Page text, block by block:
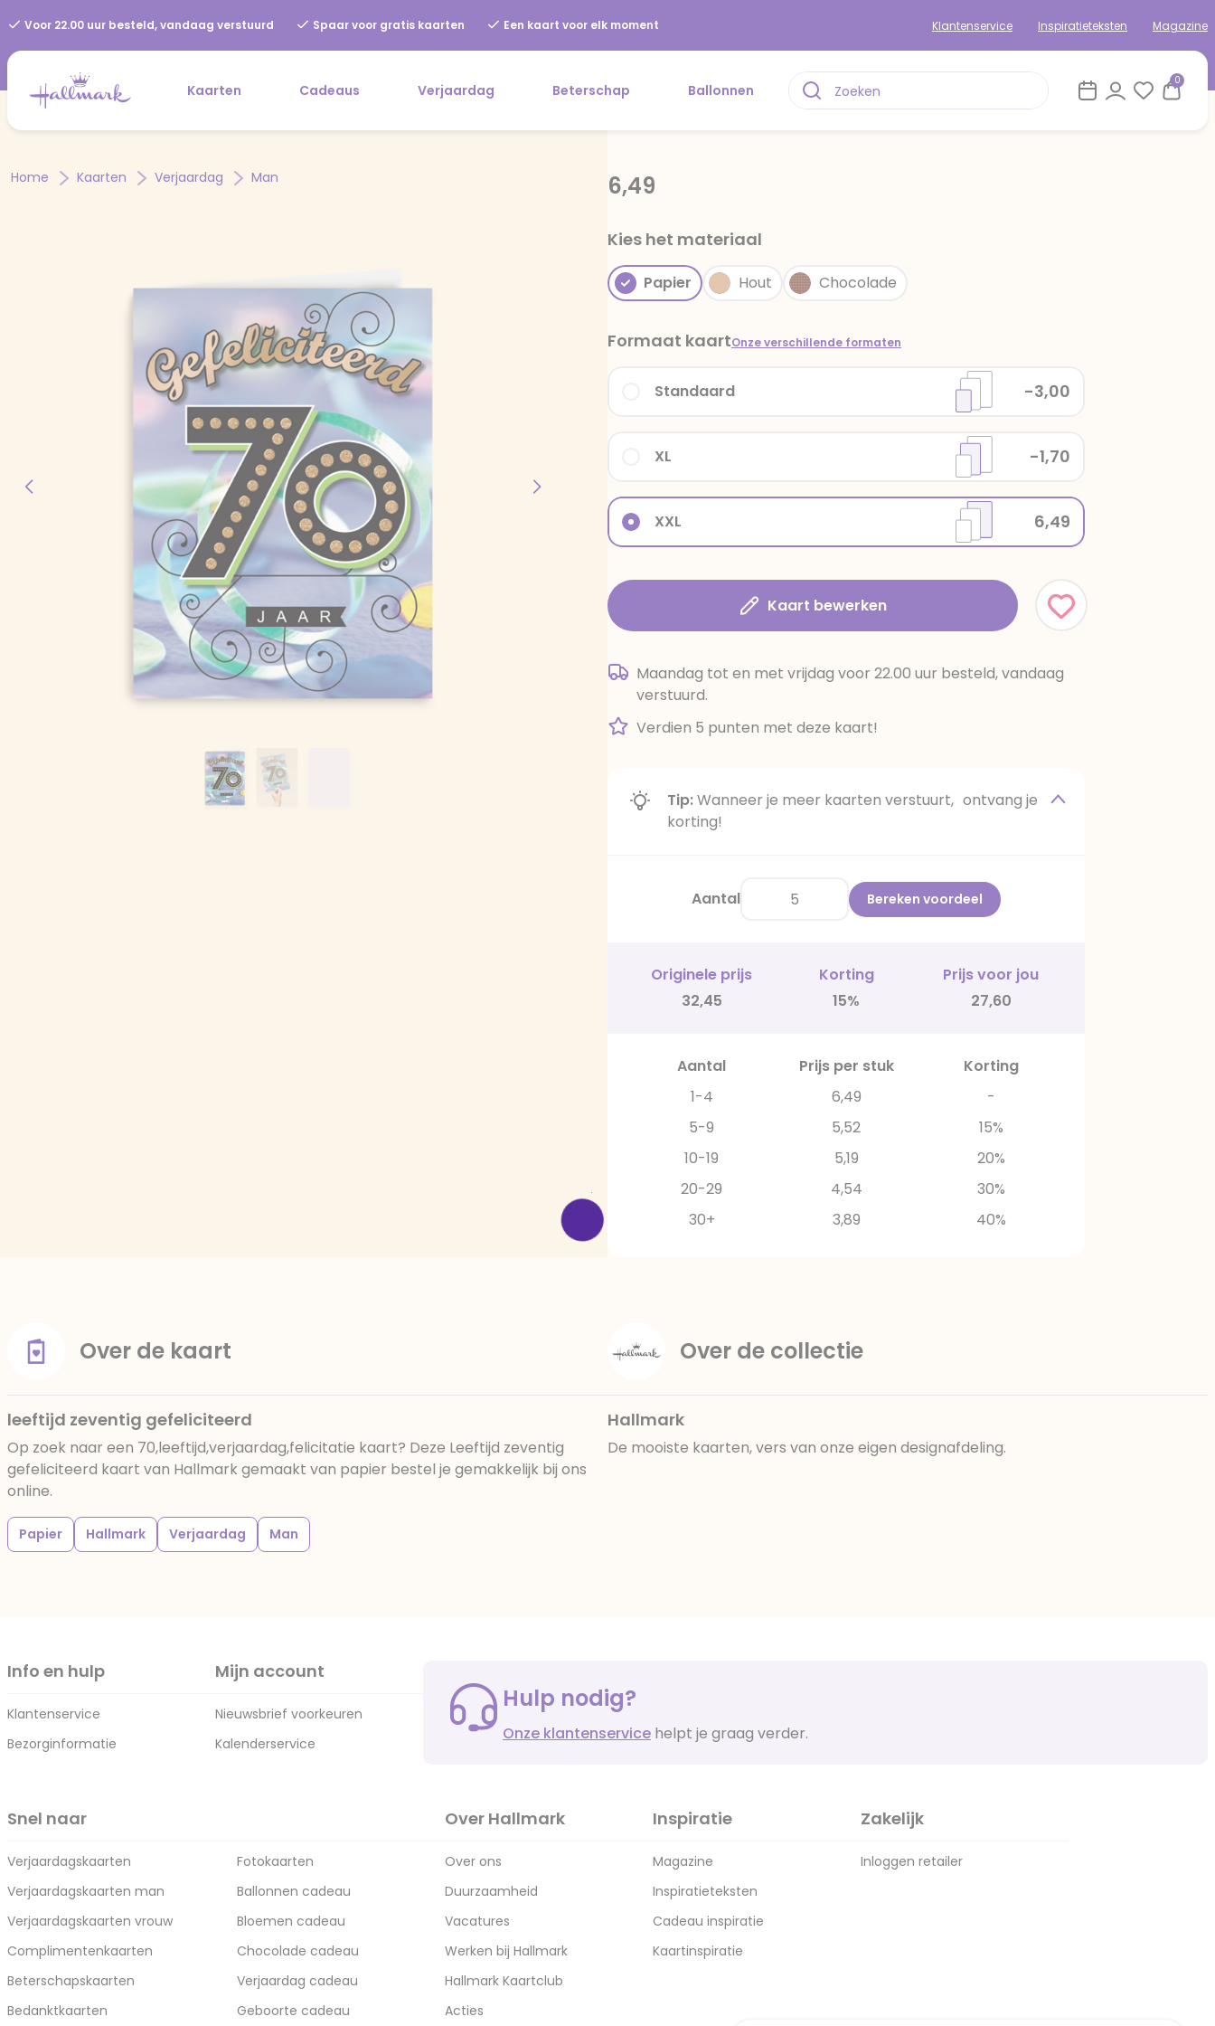
Voor 22.00 uur besteld, vandaag verstuurd Spaar voor gratis kaarten Een kaart voor elk moment Klantenservice Inspiratieteksten Magazine
Kaarten Cadeaus Verjaardag Beterschap Ballonnen
0
Home Kaarten Verjaardag Man 6,49
Kies het materiaal
Papier Hout Chocolade
Formaat kaartOnze verschillende formaten
XXL 6,49
XL -1,70
Standaard -3,00
Kaart bewerken
Maandag tot en met vrijdag voor 22.00 uur besteld, vandaag
verstuurd.
Verdien 5 punten met deze kaart!
Tip:Wanneer je meer kaarten verstuurt, ontvang je
korting!
Aantal Bereken voordeel
Originele prijs Korting
Prijs voor jou
32,45
15% 27,60
Aantal Prijs per stuk
Korting
1-4
6,49
-
5-9
5,52
15%
10-19
5,19
20%
20-29
4,54
30%
30+
3,89 40%
Over de kaart
leeftijd zeventig gefeliciteerd
Op zoek naar een 70,leeftijd,verjaardag,felicitatie kaart? Deze Leeftijd zeventig
gefeliciteerd kaart van Hallmark gemaakt van papier bestel je gemakkelijk bij ons
online.
Papier Hallmark Verjaardag Man
Over de collectie
Hallmark
De mooiste kaarten, vers van onze eigen designafdeling.
Info en hulp
Klantenservice
Bezorginformatie
Mijn account
Nieuwsbrief voorkeuren
Kalenderservice
Hulp nodig?
Onze klantenservice helpt je graag verder.
Snel naar
Verjaardagskaarten
Verjaardagskaarten man
Verjaardagskaarten vrouw
Complimentenkaarten
Beterschapskaarten
Bedanktkaarten
Fotokaarten
Ballonnen cadeau
Bloemen cadeau
Chocolade cadeau
Verjaardag cadeau
Geboorte cadeau
Over Hallmark
Over ons
Duurzaamheid
Vacatures
Werken bij Hallmark
Hallmark Kaartclub
Acties
Inspiratie
Magazine
Inspiratieteksten
Cadeau inspiratie
Kaartinspiratie
Zakelijk
Inloggen retailer